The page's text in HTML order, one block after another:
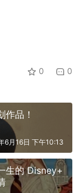
0 0
品！
6月16日 下午10:13
生的 Disney+